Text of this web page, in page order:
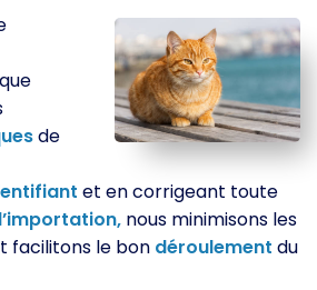
de
et en corrigeant toute
l’importation, nous minimisons les
facilitons le bon déroulement du